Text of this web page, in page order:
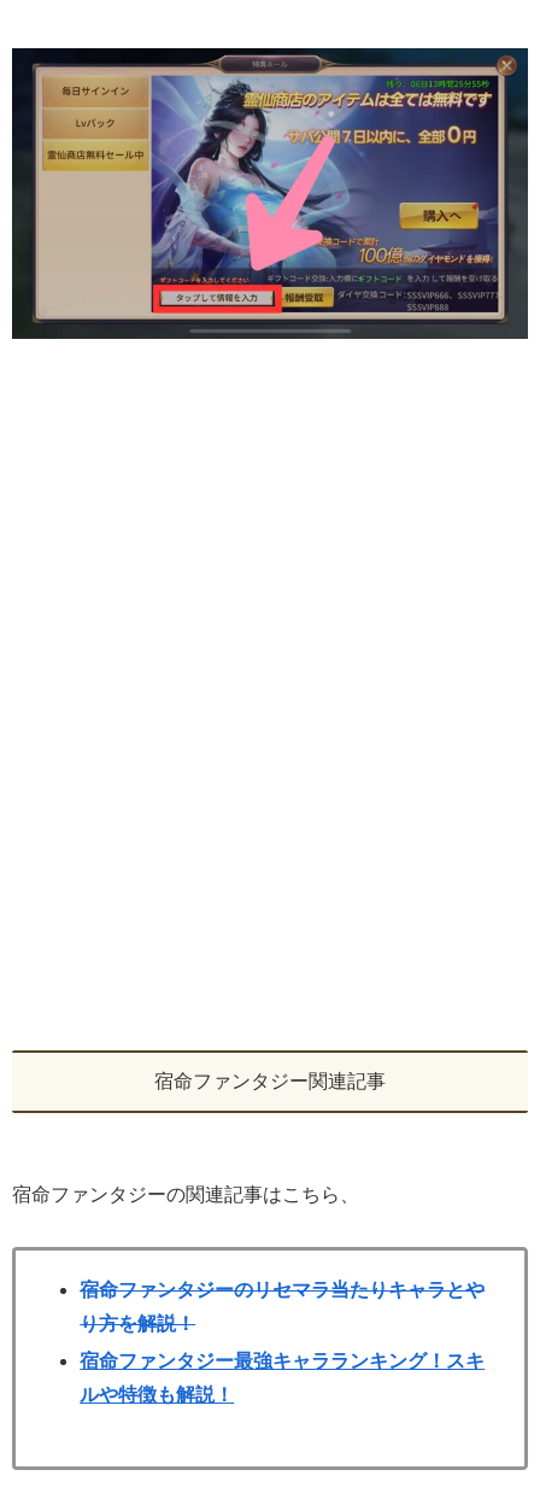
宿命ファンタジー関連記事
宿命ファンタジーの関連記事はこちら、
宿命ファンタジーのリセマラ当たりキャラとや
り方を解説！
宿命ファンタジー最強キャラランキング！スキ
ルや特徴も解説！